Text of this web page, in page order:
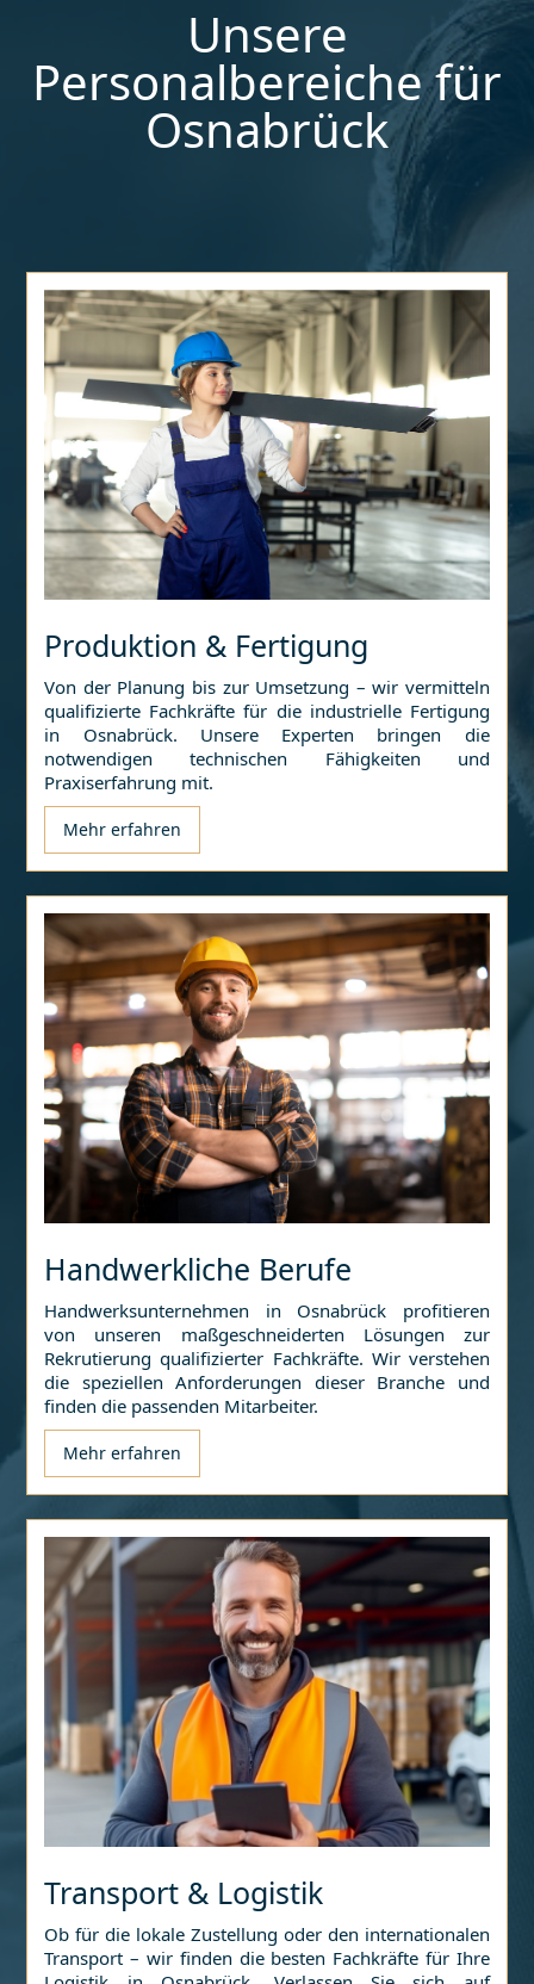
Unsere
Personalbereiche für
Osnabrück
Produktion & Fertigung
Von der Planung bis zur Umsetzung – wir vermitteln
qualifizierte Fachkräfte für die industrielle Fertigung
in Osnabrück. Unsere Experten bringen die
notwendigen technischen Fähigkeiten und
Praxiserfahrung mit.
Mehr erfahren
Handwerkliche Berufe
Handwerksunternehmen in Osnabrück profitieren
von unseren maßgeschneiderten Lösungen zur
Rekrutierung qualifizierter Fachkräfte. Wir verstehen
die speziellen Anforderungen dieser Branche und
finden die passenden Mitarbeiter.
Mehr erfahren
Transport & Logistik
Ob für die lokale Zustellung oder den internationalen
Transport – wir finden die besten Fachkräfte für Ihre